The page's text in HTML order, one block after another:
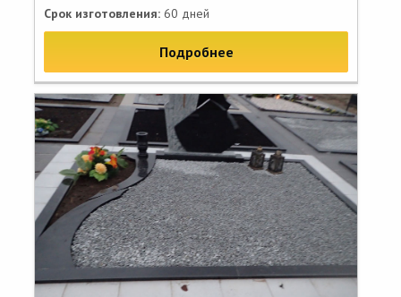
Срок изготовления: 60 дней
Подробнее